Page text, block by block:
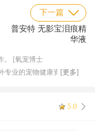
下一篇
普安特 无影宝泪痕精
华液
。 [氧宠博士
[更多]
5.0